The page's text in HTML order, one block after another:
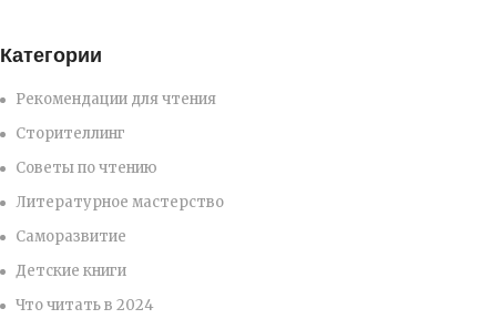
Категории
Рекомендации для чтения
Сторителлинг
Советы по чтению
Литературное мастерство
Саморазвитие
Детские книги
Что читать в 2024